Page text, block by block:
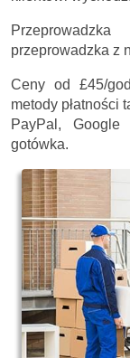
przeprowadzka z
Ceny od £45/
metody płatności
PayPal,
gotówka.